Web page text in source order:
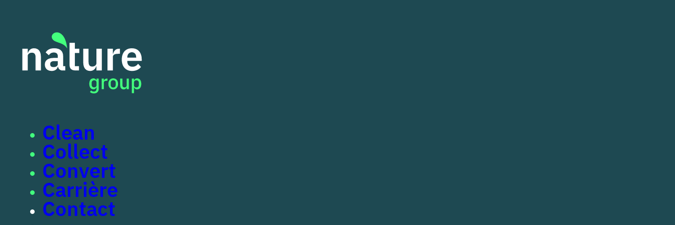
Clean
Collect
Convert
Carrière
Contact